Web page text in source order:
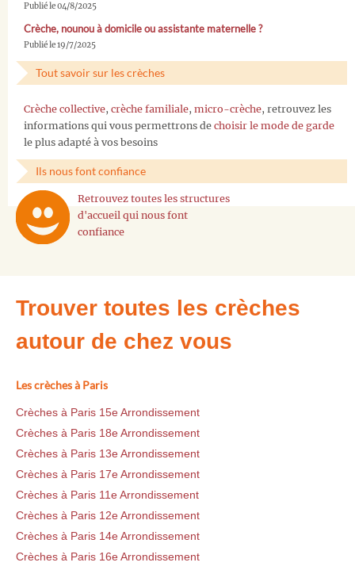
Publié le 04/8/2025
Crèche, nounou à domicile ou assistante maternelle ?
Publié le 19/7/2025
Tout savoir sur les crèches
Crèche collective, crèche familiale, micro-crèche, retrouvez les
informations qui vous permettrons de choisir le mode de garde
le plus adapté à vos besoins
Ils nous font confiance
Retrouvez toutes les structures
d'accueil qui nous font
confiance
Trouver toutes les crèches
autour de chez vous
Les crèches à Paris
Crèches à Paris 15e Arrondissement
Crèches à Paris 18e Arrondissement
Crèches à Paris 13e Arrondissement
Crèches à Paris 17e Arrondissement
Crèches à Paris 11e Arrondissement
Crèches à Paris 12e Arrondissement
Crèches à Paris 14e Arrondissement
Crèches à Paris 16e Arrondissement